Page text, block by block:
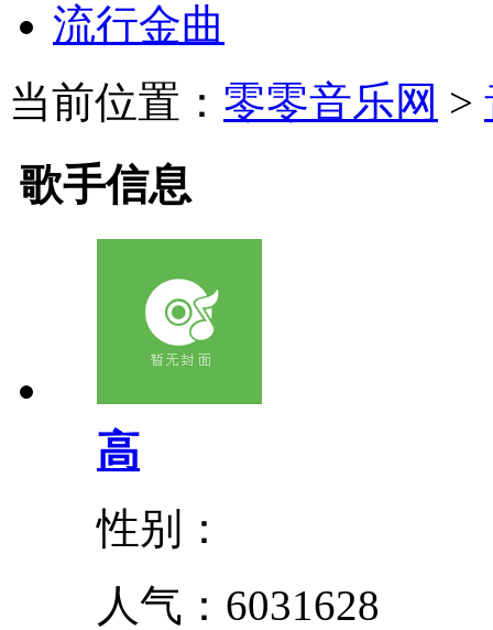
流行金曲
当前位置： 零零音乐网 >
歌手信息
高
性别：
人气： 6031628